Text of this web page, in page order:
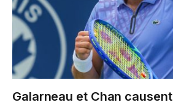
Galarneau et Chan